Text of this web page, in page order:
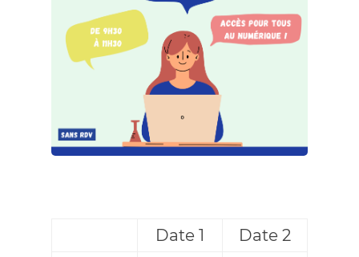
Date 1 Date 2